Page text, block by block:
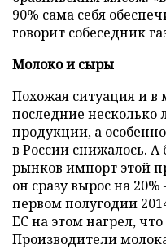
90% сама себя
говорит собеседник
Молоко и сыры
Похожая ситуация и в
последние несколько
продукции, а
в России снижалось.
рынков импорт этой
он сразу вырос на
первом полугодии
ЕС на этом нагрел,
Производители